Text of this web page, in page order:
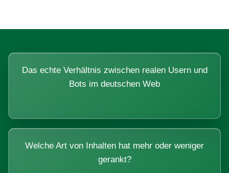
Das echte Verhältnis zwischen realen Usern und
Bots im deutschen Web
Welche Art von Inhalten hat mehr oder weniger
gerankt?